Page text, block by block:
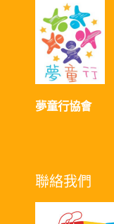
夢童行協會
聯絡我們